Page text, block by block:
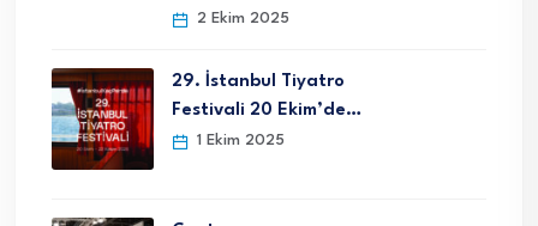
2 Ekim 2025
29. İstanbul Tiyatro
Festivali 20 Ekim’de…
1 Ekim 2025